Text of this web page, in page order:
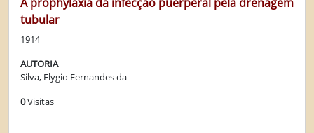
tubular
1914
AUTORIA
Silva, Elygio Fernandes da
0Visitas